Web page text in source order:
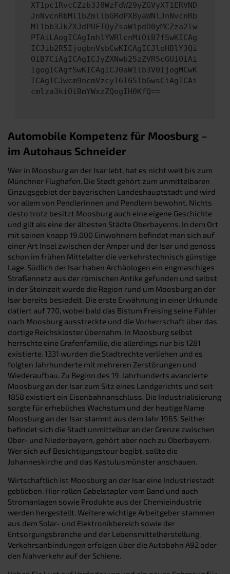
XT1pc1RvcCZzb3J0WzFdW29yZGVyXT1ERVND
JnNvcnRbMl1bZmllbGRdPXByaWNlJnNvcnRb
Ml1bb3JkZXJdPUFTQyZsaW1pdD0yMCZza2lw
PTAiLAogICAgImhlYWRlcnMiOiB7fSwKICAg
ICJib2R5IjogbnVsbCwKICAgICJleHBlY3Qi
OiB7CiAgICAgICJyZXNwb25zZVR5cGUiOiAi
IgogICAgfSwKICAgICJ0aW1lb3V0IjogMCwK
ICAgICJwcm9ncmVzcyI6IG51bGwsCiAgICAi
cmlza3kiOiBmYWxzZQogIH0KfQ==
Automobile Kompetenz für Moosburg –
im Autohaus Schneider
Wer in Moosburg an der Isar lebt, hat es nicht weit bis zum
Münchner Flughafen. Die Stadt gehört zum unmittelbaren
Einzugsgebiet der bayerischen Landeshauptstadt und wird
vor allem von Pendlerinnen und Pendlern bewohnt. Nichts
desto trotz besitzt Moosburg auch eine eigene Geschichte
und gilt als eine der ältesten Städte Oberbayerns. In dem Ort
mit seinen knapp 19.000 Einwohnern befindet man sich auf
einer Art Insel zwischen der Amper und der Isar und genoss
schon im frühen Mittelalter die verkehrstechnisch günstige
Lage. Südlich der Isar haben Archäologen ein engmaschiges
Straßennetz aus der römischen Antike gefunden und selbst
in der Steinzeit wurde die Region rund um Moosburg an der
Isar bereits besiedelt. Die erste Erwähnung in einer Urkunde
datiert auf 770, wobei bald das Bistum Freising seine Fühler
nach Moosburg ausstreckte und die Vorherrschaft über das
dortige Reichskloster übernahm. In Moosburg selbst
herrschte eine Grafenfamilie, die allerdings nur bis 1281
existierte. 1331 wurden die Stadtrechte verliehen und es
folgten Jahrhunderte mit mehreren Zerstörungen und
Wiederaufbau. Zu Beginn des 19. Jahrhunderts avancierte
Moosburg an der Isar zum Sitz eines Landgerichts und seit
1858 existiert ein Eisenbahnanschluss. Die Industrialisierung
sorgte für erhebliches Wachstum und der heutige Name
Moosburg an der Isar stammt aus dem Jahr 1965. Seither
befindet sich die Stadt unmittelbar an der Grenze zwischen
Ober- und Niederbayern, gehört aber noch zu Oberbayern.
Wer sich auf Besichtigungstour begibt, sollte die
Johanneskirche und das Kastulusmünster anschauen.
Wirtschaftlich ist Moosburg an der Isar eine Industriestadt
geblieben. Hier rollen Gabelstapler vom Band und auch
Stromanlagen sowie Produkte aus der Chemieindustrie
werden hergestellt. Weitere wichtige Arbeitgeber stammen
aus dem Solar- und Elektronikbereich sowie der
Entsorgungsbranche und der Lebensmittelherstellung.
Verkehrsanbindungen erfolgen über die Autobahn A92 oder
den Nahverkehr auf der Schiene.